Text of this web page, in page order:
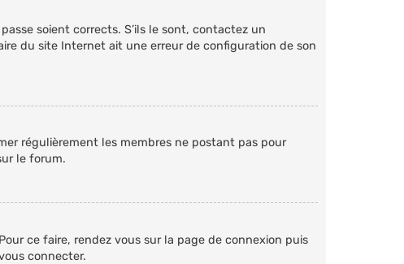
soient corrects. S’ils le sont, contactez un
du site Internet ait une erreur de configuration de son
régulièrement les membres ne postant pas pour
le forum.
ce faire, rendez vous sur la page de connexion puis
connecter.